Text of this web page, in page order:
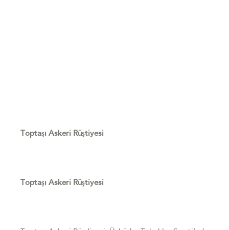
Toptaşı Askeri Rüştiyesi
Toptaşı Askeri Rüştiyesi